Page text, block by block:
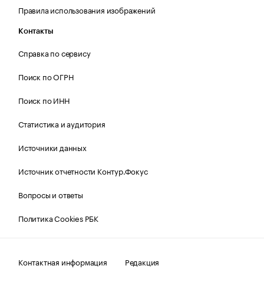
Правила использования изображений
Контакты
Справка по сервису
Поиск по ОГРН
Поиск по ИНН
Статистика и аудитория
Источники данных
Источник отчетности Контур.Фокус
Вопросы и ответы
Политика Cookies РБК
Контактная информация
Редакция